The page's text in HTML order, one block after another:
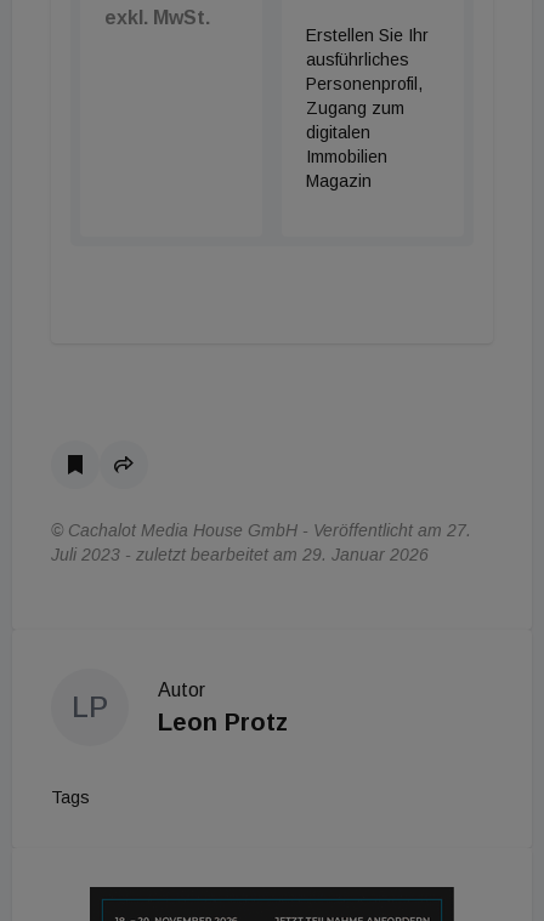
ändert aber nichts daran, dass sich die
überwiegende Mehrheit der österreichischen
Haushalte damit ein Eigenheim derzeit schlichtweg
nicht leisten kann, selbst wenn die Haushalte einen
Kredit bekämen“, sagt Ederer.
exkl. MwSt.
Erstellen Sie Ihr
ausführliches
Personenprofil,
Zugang zum
digitalen
Immobilien
Magazin
© Cachalot Media House GmbH - Veröffentlicht am 27.
Juli 2023 - zuletzt bearbeitet am 29. Januar 2026
LP
Autor
Leon Protz
Tags